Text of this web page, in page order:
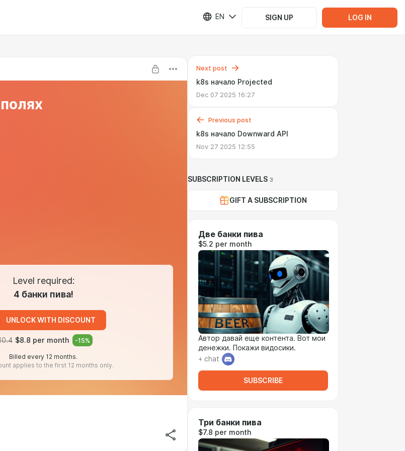
EN SIGN UP LOG IN
Level required:
4 банки пива!
UNLOCK WITH DISCOUNT
$8.8 per month -15%
Billed every 12 months.
applies to the first 12 months only.
Next post
k8s начало Projected
Dec 07 2025 16:27
Previous post
k8s начало Downward API
Nov 27 2025 12:55
SUBSCRIPTION LEVELS 3
GIFT A SUBSCRIPTION
Две банки пива
$5.2 per month
Автор давай еще контента. Вот мои
денежки. Покажи видосики.
+ chat
SUBSCRIBE
Три банки пива
$7.8 per month